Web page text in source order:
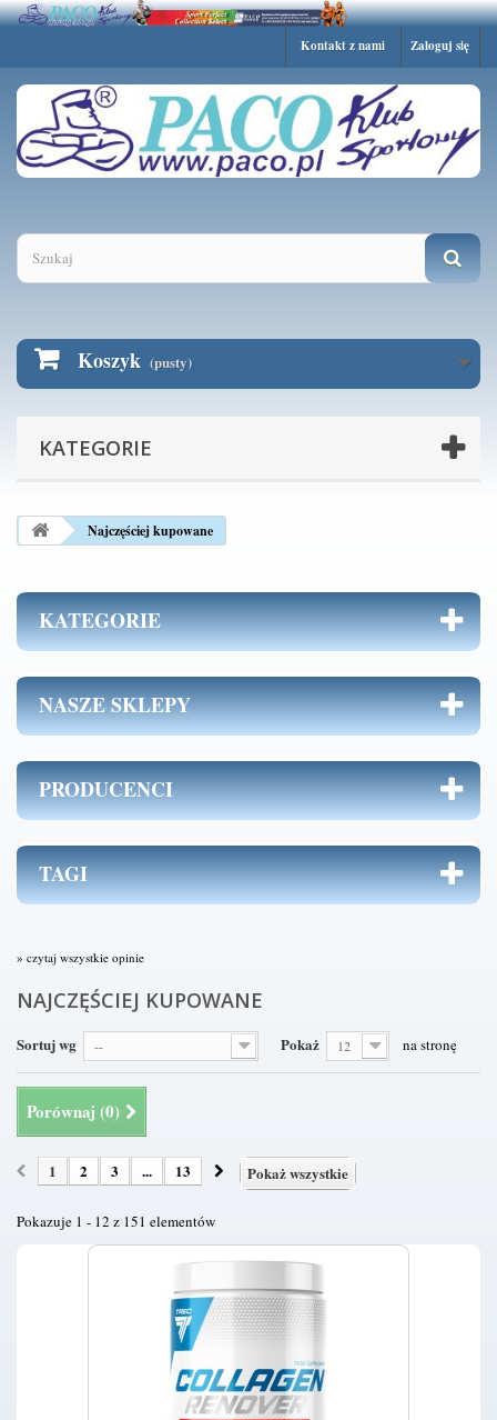
Ta strona używa plików Cookies.
Dowiedz się więcej o celu ich używania i
możliwości zmiany ustawień Cookies w
przeglądarce.
Rozumiem
Więcej informacji
Zaloguj się
Kontakt z nami
Koszyk (pusty)
KATEGORIE
Najczęściej kupowane
KATEGORIE
NASZE SKLEPY
PRODUCENCI
TAGI
» czytaj wszystkie opinie
NAJCZĘŚCIEJ KUPOWANE
Sortuj wg -- Pokaż 12 na stronę
Porównaj (0)
Pokaż wszystkie
1 2 3 ... 13
Pokazuje 1 - 12 z 151 elementów